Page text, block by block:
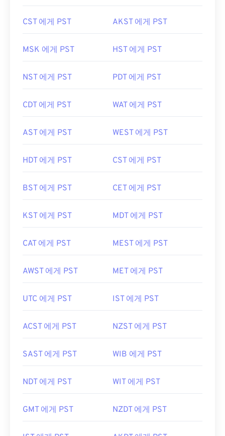
CST 에게 PST AKST 에게 PST
MSK 에게 PST HST 에게 PST
NST 에게 PST PDT 에게 PST
CDT 에게 PST WAT 에게 PST
AST 에게 PST WEST 에게 PST
HDT 에게 PST CST 에게 PST
BST 에게 PST CET 에게 PST
KST 에게 PST MDT 에게 PST
CAT 에게 PST MEST 에게 PST
AWST 에게 PST MET 에게 PST
UTC 에게 PST IST 에게 PST
ACST 에게 PST NZST 에게 PST
SAST 에게 PST WIB 에게 PST
NDT 에게 PST WIT 에게 PST
GMT 에게 PST NZDT 에게 PST